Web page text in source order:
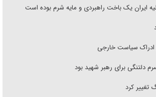
ایران یک باخت راهبردی و مایه شرم بوده است
ادراک سیاست خارجی
برای رهبر شهید بود
تغییر کرد